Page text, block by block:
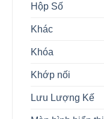
Hộp Số
Khác
Khóa
Khớp nối
Lưu Lượng Kế